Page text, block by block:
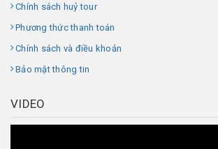
Chính sách huỷ tour
Phương thức thanh toán
Chính sách và điều khoản
Bảo mật thông tin
VIDEO